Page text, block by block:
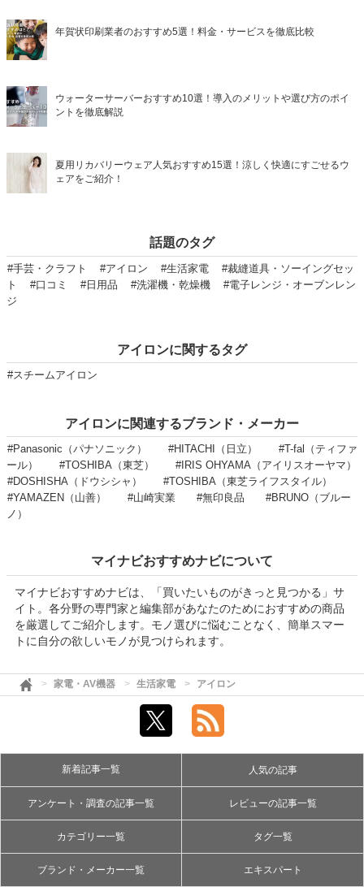
年賀状印刷業者のおすすめ5選！料金・サービスを徹底比較
ウォーターサーバーおすすめ10選！導入のメリットや選び方のポイ
ントを徹底解説
夏用リカバリーウェア人気おすすめ15選！涼しく快適にすごせるウ
ェアをご紹介！
話題のタグ
#手芸・クラフト #アイロン #生活家電
#裁縫道具・ソーイングセッ
ト
#口コミ #日用品 #洗濯機・乾燥機
#電子レンジ・オーブンレン
ジ
アイロンに関するタグ
#スチームアイロン
アイロンに関連するブランド・メーカー
#Panasonic（パナソニック） #HITACHI（日立）
#T-fal（ティファ
ール）
#TOSHIBA（東芝）
#IRIS OHYAMA（アイリスオーヤマ）
#DOSHISHA（ドウシシャ）
#TOSHIBA（東芝ライフスタイル）
#YAMAZEN（山善）
#山崎実業 #無印良品
#BRUNO（ブルー
ノ）
マイナビおすすめナビについて
マイナビおすすめナビは、「買いたいものがきっと見つかる」サ
イト。各分野の専門家と編集部があなたのためにおすすめの商品
を厳選してご紹介します。モノ選びに悩むことなく、簡単スマー
トに自分の欲しいモノが見つけられます。
家電・AV機器 生活家電 アイロン
新着記事一覧 人気の記事
アンケート・調査の記事一覧 レビューの記事一覧
カテゴリー一覧 タグ一覧
ブランド・メーカー一覧 エキスパート